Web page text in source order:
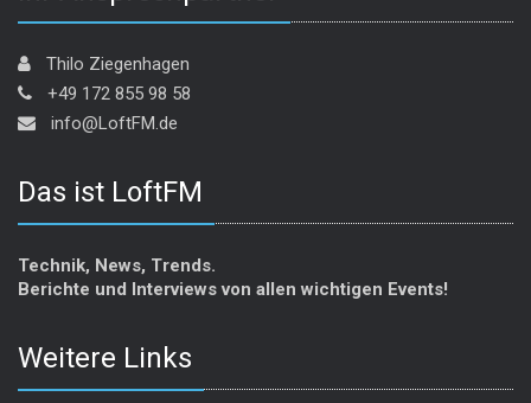
Thilo Ziegenhagen
+49 172 855 98 58
info@LoftFM.de
Das ist LoftFM
Technik, News, Trends.
Berichte und Interviews von allen wichtigen Events!
Weitere Links